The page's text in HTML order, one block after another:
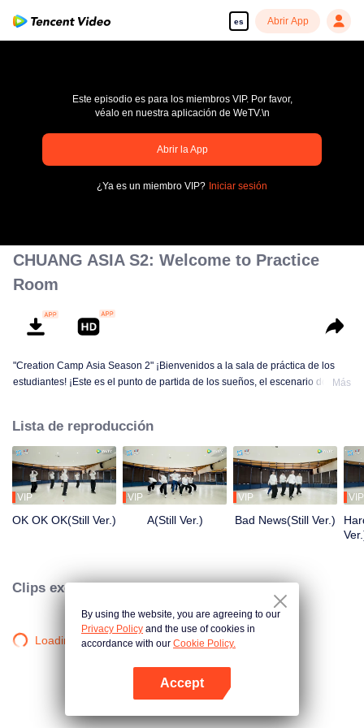
es Abrir App
Disfruta de series en alta definición y sin interrupciones
Este episodio es para los miembros VIP. Por favor,
véalo en nuestra aplicación de WeTV.\n
Abrir la App
¿Ya es un miembro VIP? Iniciar sesión
CHUANG ASIA S2: Welcome to Practice
Room
"Creation Camp Asia Season 2" ¡Bienvenidos a la sala de práctica de los
estudiantes! ¡Este es el punto de partida de los sueños, el escenario donde
en la mañana hasta tarde en la noche, desde la falta de familiaridad hasta el
dominio, cada paso es una transformación. ¿Quieres conocer sus historias
en la sala de práctica?
Más
Lista de reproducción
VIP
OK OK OK(Still Ver.)
VIP
A(Still Ver.)
VIP
Bad News(Still Ver.)
VIP
Clips exclusivos
Loading…
By using the website, you are agreeing to our
Privacy Policy and the use of cookies in
accordance with our Cookie Policy.
Accept